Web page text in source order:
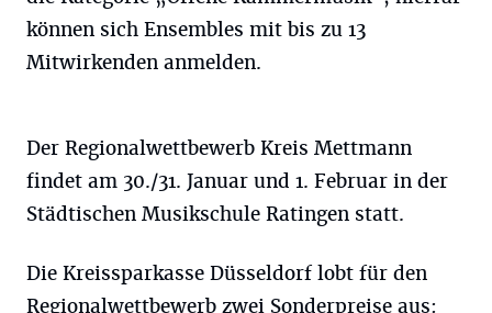
können sich Ensembles mit bis zu 13
Mitwirkenden anmelden.
Der Regionalwettbewerb Kreis Mettmann
findet am 30./31. Januar und 1. Februar in der
Städtischen Musikschule Ratingen statt.
Die Kreissparkasse Düsseldorf lobt für den
Regionalwettbewerb zwei Sonderpreise aus: